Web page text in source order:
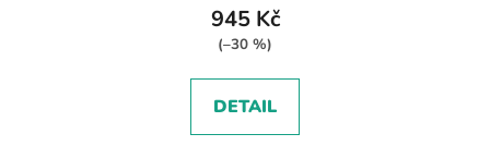
945 Kč
(–30 %)
DETAIL